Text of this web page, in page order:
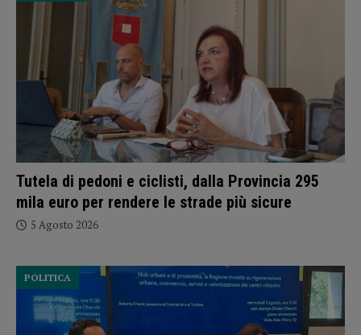
Tutela di pedoni e ciclisti, dalla Provincia 295
mila euro per rendere le strade più sicure
5 Agosto 2026
POLITICA